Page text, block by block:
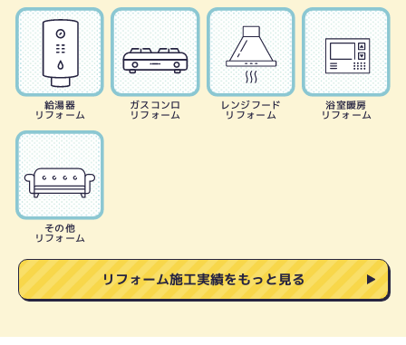
給湯器
リフォーム
ガスコンロ
リフォーム
レンジフード
リフォーム
浴室暖房
リフォーム
その他
リフォーム
リフォーム施工実績をもっと見る